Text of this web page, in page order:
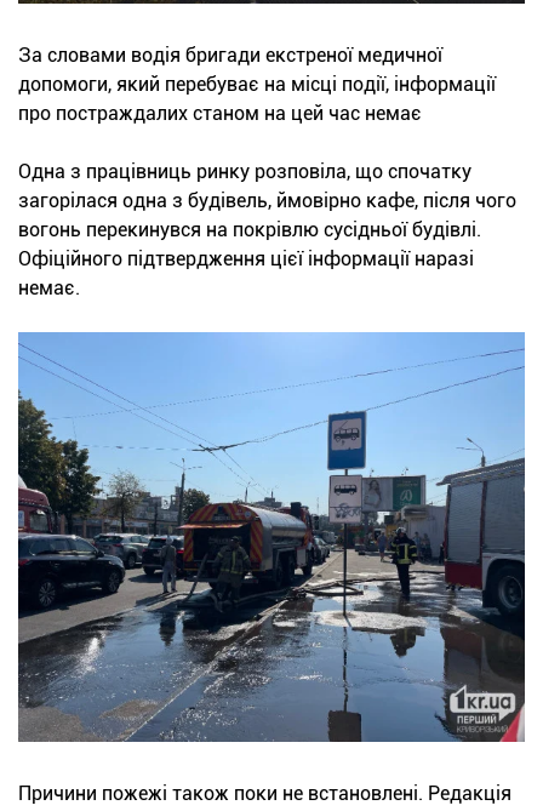
За словами водія бригади екстреної медичної
допомоги, який перебуває на місці події, інформації
про постраждалих станом на цей час немає
Одна з працівниць ринку розповіла, що спочатку
загорілася одна з будівель, ймовірно кафе, після чого
вогонь перекинувся на покрівлю сусідньої будівлі.
Офіційного підтвердження цієї інформації наразі
немає.
Причини пожежі також поки не встановлені. Редакція